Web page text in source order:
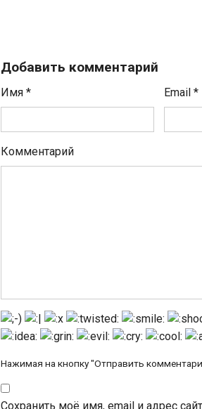
Добавить комментарий
Имя * Email*
Комментарий
Нажимая на кнопку "Отправить
Сохранить моё имя, email и адрес